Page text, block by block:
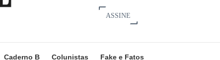
ASSINE
Caderno B Colunistas Fake e Fatos